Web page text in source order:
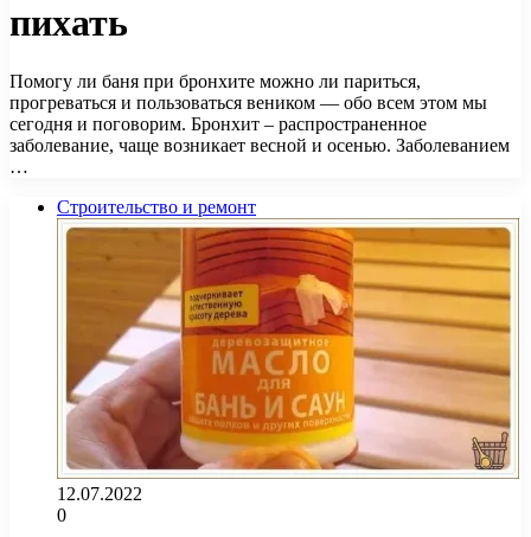
пихать
Помогу ли баня при бронхите можно ли париться,
прогреваться и пользоваться веником — обо всем этом мы
сегодня и поговорим. Бронхит – распространенное
заболевание, чаще возникает весной и осенью. Заболеванием
…
Строительство и ремонт
12.07.2022
0